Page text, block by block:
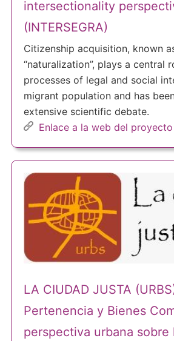
intersectionality
(INTERSEGRA)
Citizenship acquisition, known
“naturalization”, plays a central
processes of legal and social
migrant population and has
extensive scientific debate.
Enlace a la web del proyecto
LA CIUDAD JUSTA
Pertenencia y Bienes
perspectiva urbana sobre